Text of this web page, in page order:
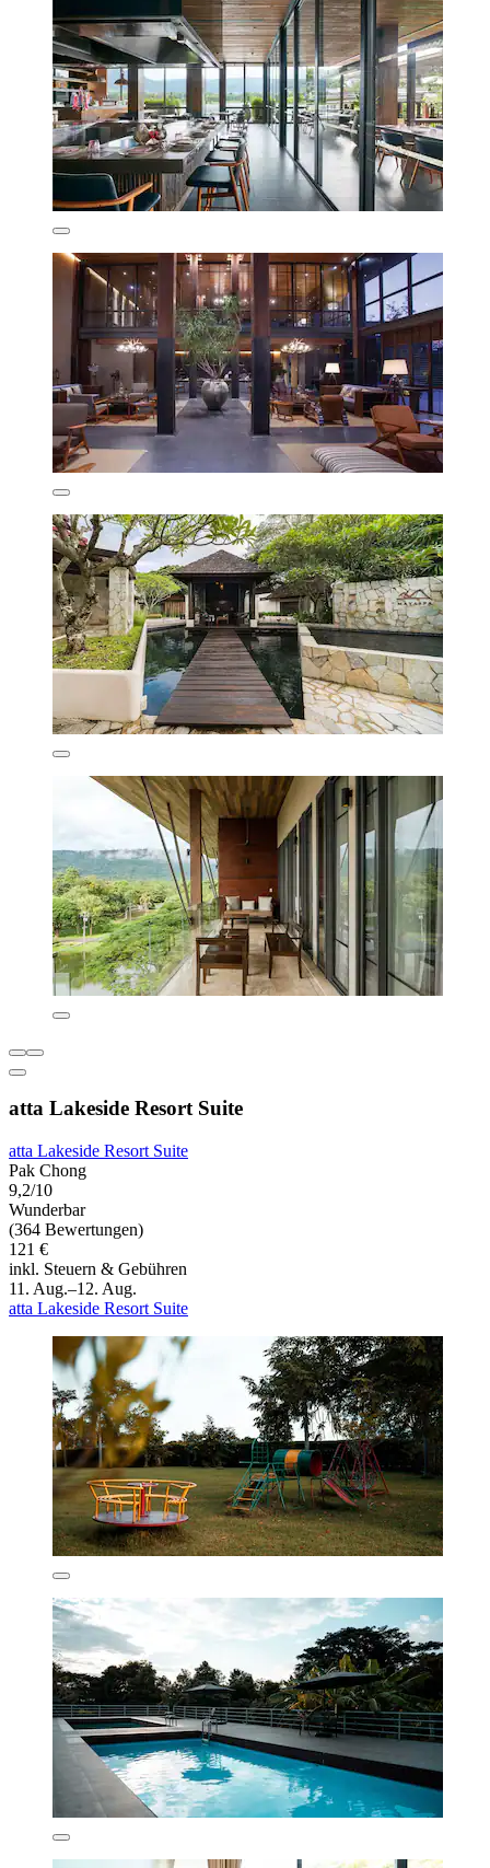
atta Lakeside Resort Suite
atta Lakeside Resort Suite
Pak Chong
9,2/10
Wunderbar
(364 Bewertungen)
121 €
inkl. Steuern & Gebühren
11. Aug.–12. Aug.
atta Lakeside Resort Suite